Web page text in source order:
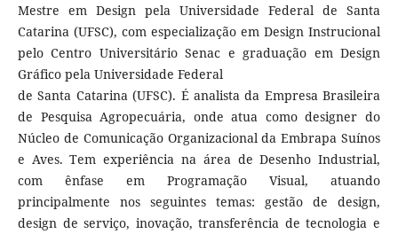
Mestre em Design pela Universidade Federal de Santa
Catarina (UFSC), com especialização em Design Instrucional
pelo Centro Universitário Senac e graduação em Design
Gráfico pela Universidade Federal
de Santa Catarina (UFSC). É analista da Empresa Brasileira
de Pesquisa Agropecuária, onde atua como designer do
Núcleo de Comunicação Organizacional da Embrapa Suínos
e Aves. Tem experiência na área de Desenho Industrial,
com ênfase em Programação Visual, atuando
principalmente nos seguintes temas: gestão de design,
design de serviço, inovação, transferência de tecnologia e